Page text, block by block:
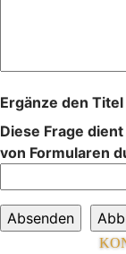
Ergänze den
Diese Frage
von Formularen